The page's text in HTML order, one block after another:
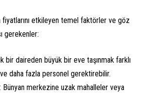
fiyatlarını etkileyen temel faktörler ve göz
gerekenler:
bir daireden büyük bir eve taşınmak farklı
daha fazla personel gerektirebilir.
: Bünyan merkezine uzak mahalleler veya